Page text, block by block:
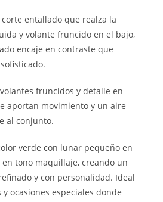
entallado que realza la
y volante fruncido en el bajo,
encaje en contraste que
fruncidos y detalle en
aportan movimiento y un aire
al conjunto.
verde con lunar pequeño en
tono maquillaje, creando un
y con personalidad. Ideal
ocasiones especiales donde